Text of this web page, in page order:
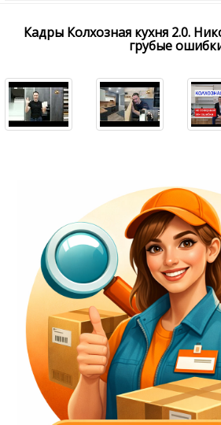
Кадры Колхозная кухня 2.0.
грубые